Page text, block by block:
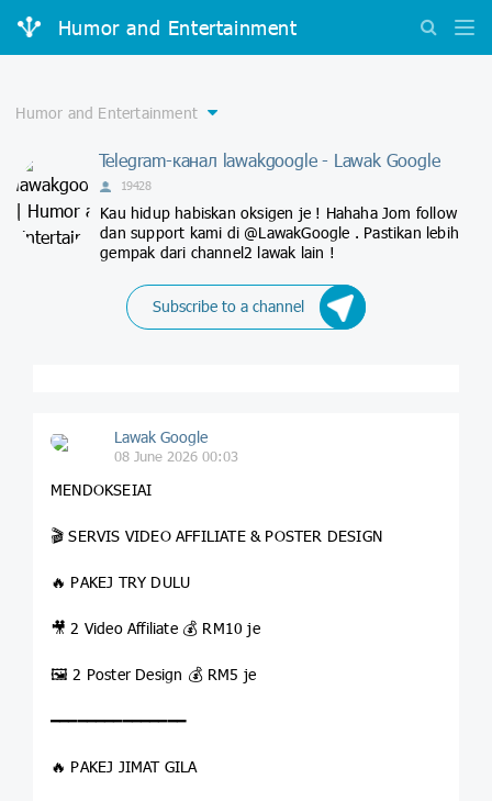
Humor and Entertainment
Telegram-канал lawakgoogle - Lawak Google
19428
Kau hidup habiskan oksigen je ! Hahaha Jom follow
dan support kami di @LawakGoogle . Pastikan lebih
gempak dari channel2 lawak lain !
Subscribe to a channel
Lawak Google
08 June 2026 00:03
MENDOKSEIAI
🎬 SERVIS VIDEO AFFILIATE & POSTER DESIGN
🔥 PAKEJ TRY DULU
🎥 2 Video Affiliate 💰 RM10 je
🖼️ 2 Poster Design 💰 RM5 je
━━━━━━━━━━━━━━━
🔥 PAKEJ JIMAT GILA